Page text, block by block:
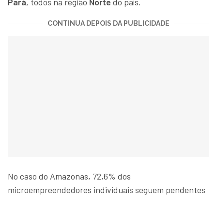
CONTINUA DEPOIS DA PUBLICIDADE
No caso do Amazonas, 72,6% dos
microempreendedores individuais seguem pendentes